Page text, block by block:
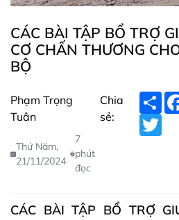
CÁC BÀI TẬP BỔ TRỢ
CƠ CHẤN THƯƠNG
BỘ
Phạm Trọng
Tuân
Thứ Năm,
21/11/2024
7
phút
đọc
Chia
sẻ:
S
h
a
r
T
w
CÁC BÀI TẬP BỔ TRỢ